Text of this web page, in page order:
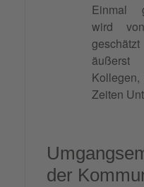
Einmal
wird
Zeiten
der